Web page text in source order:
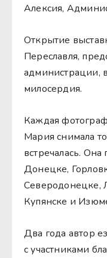
Алексия,
Открытие
Переславля,
администрации,
милосердия.
Каждая
Мария снимала
встречалась.
Донецке,
Северодонецке,
Купянске и
Два года автор
с участниками